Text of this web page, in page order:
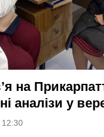
на
аналізи у
12:30